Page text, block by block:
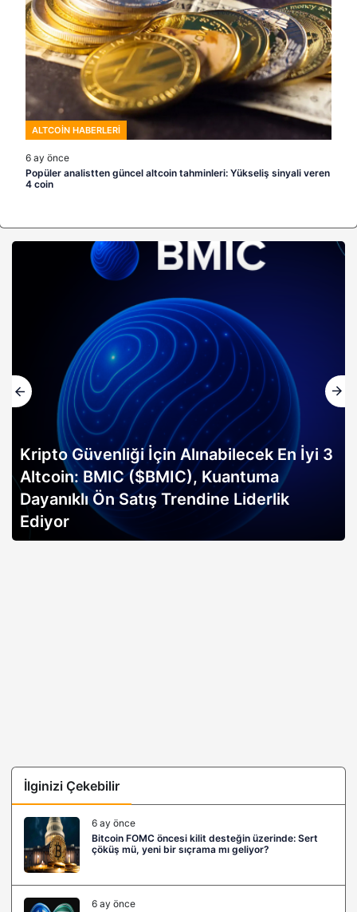
ALTCOIN HABERLERI
6 ay önce
Popüler analistten güncel altcoin tahminleri: Yükseliş sinyali veren
4 coin
Kripto Güvenliği İçin Alınabilecek En İyi 3
Altcoin: BMIC ($BMIC), Kuantuma
Dayanıklı Ön Satış Trendine Liderlik
Ediyor
İlginizi Çekebilir
6 ay önce
Bitcoin FOMC öncesi kilit desteğin üzerinde: Sert
çöküş mü, yeni bir sıçrama mı geliyor?
6 ay önce